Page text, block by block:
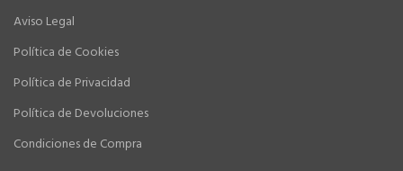
Aviso Legal
Política de Cookies
Política de Privacidad
Política de Devoluciones
Condiciones de Compra